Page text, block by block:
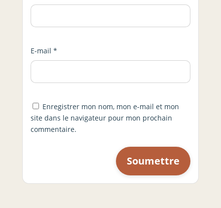
E-mail *
Enregistrer mon nom, mon e-mail et mon
site dans le navigateur pour mon prochain
commentaire.